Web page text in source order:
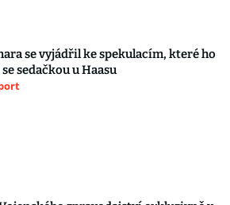
se vyjádřil ke spekulacím, které ho
sedačkou u Haasu